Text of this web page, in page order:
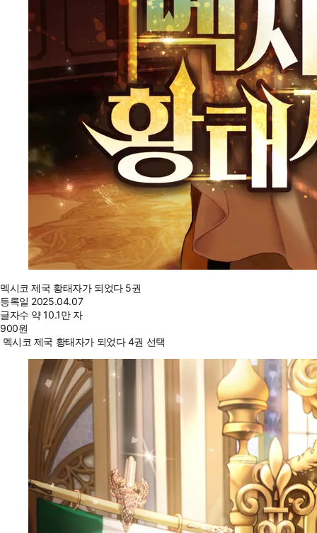
멕시코 제국 황태자가 되었다 5권
등록일 2025.04.07
글자수 약 10.1만 자
900원
멕시코 제국 황태자가 되었다 4권 선택